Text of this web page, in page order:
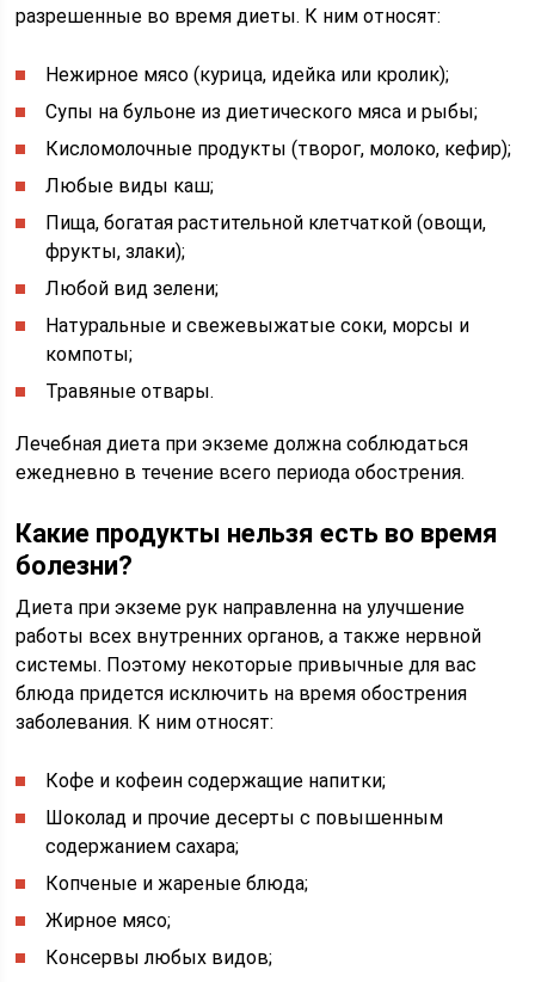
разрешенные во время диеты. К ним относят:
Нежирное мясо (курица, идейка или кролик);
Супы на бульоне из диетического мяса и рыбы;
Кисломолочные продукты (творог, молоко, кефир);
Любые виды каш;
Пища, богатая растительной клетчаткой (овощи,
фрукты, злаки);
Любой вид зелени;
Натуральные и свежевыжатые соки, морсы и
компоты;
Травяные отвары.
Лечебная диета при экземе должна соблюдаться
ежедневно в течение всего периода обострения.
Какие продукты нельзя есть во время
болезни?
Диета при экземе рук направленна на улучшение
работы всех внутренних органов, а также нервной
системы. Поэтому некоторые привычные для вас
блюда придется исключить на время обострения
заболевания. К ним относят:
Кофе и кофеин содержащие напитки;
Шоколад и прочие десерты с повышенным
содержанием сахара;
Копченые и жареные блюда;
Жирное мясо;
Консервы любых видов;